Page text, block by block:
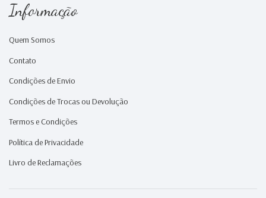
Informação
Quem Somos
Contato
Condições de Envio
Condições de Trocas ou Devolução
Termos e Condições
Política de Privacidade
Livro de Reclamações